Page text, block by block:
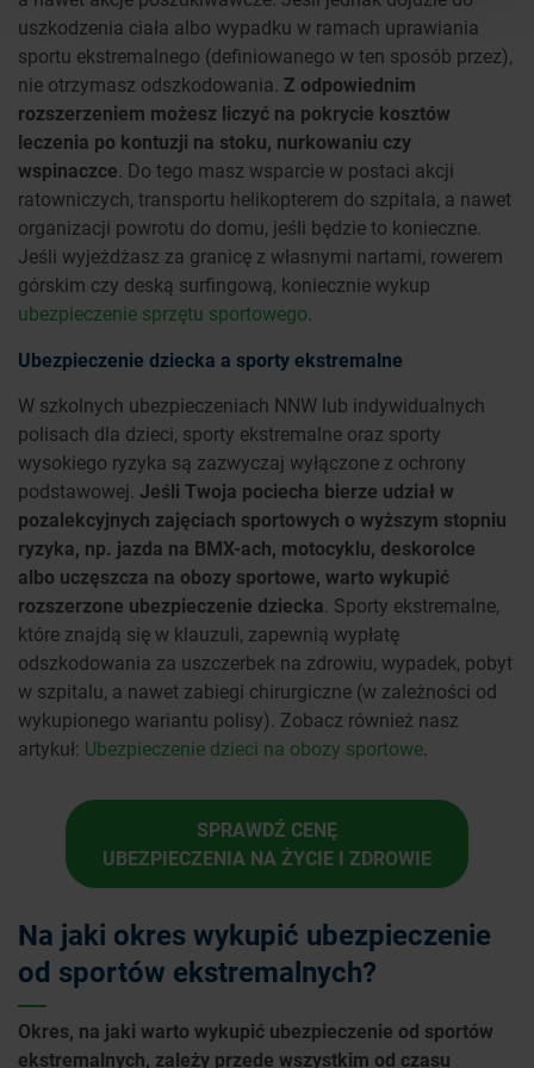
uszkodzenia ciała albo wypadku w ramach uprawiania
sportu ekstremalnego (definiowanego w ten sposób przez),
nie otrzymasz odszkodowania. Z odpowiednim
rozszerzeniem możesz liczyć na pokrycie kosztów
leczenia po kontuzji na stoku, nurkowaniu czy
wspinaczce. Do tego masz wsparcie w postaci akcji
ratowniczych, transportu helikopterem do szpitala, a nawet
organizacji powrotu do domu, jeśli będzie to konieczne.
Jeśli wyjeżdżasz za granicę z własnymi nartami, rowerem
górskim czy deską surfingową, koniecznie wykup
ubezpieczenie sprzętu sportowego.
Ubezpieczenie dziecka a sporty ekstremalne
W szkolnych ubezpieczeniach NNW lub indywidualnych
polisach dla dzieci, sporty ekstremalne oraz sporty
wysokiego ryzyka są zazwyczaj wyłączone z ochrony
podstawowej. Jeśli Twoja pociecha bierze udział w
pozalekcyjnych zajęciach sportowych o wyższym stopniu
ryzyka, np. jazda na BMX-ach, motocyklu, deskorolce
albo uczęszcza na obozy sportowe, warto wykupić
rozszerzone ubezpieczenie dziecka. Sporty ekstremalne,
które znajdą się w klauzuli, zapewnią wypłatę
odszkodowania za uszczerbek na zdrowiu, wypadek, pobyt
w szpitalu, a nawet zabiegi chirurgiczne (w zależności od
wykupionego wariantu polisy). Zobacz również nasz
artykuł: Ubezpieczenie dzieci na obozy sportowe.
SPRAWDŹ CENĘ
UBEZPIECZENIA NA ŻYCIE I ZDROWIE
Na jaki okres wykupić ubezpieczenie
od sportów ekstremalnych?
Okres, na jaki warto wykupić ubezpieczenie od sportów
ekstremalnych, zależy przede wszystkim od czasu